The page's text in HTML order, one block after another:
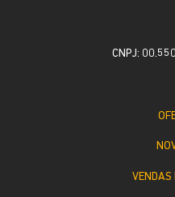
CNPJ:
VENDAS